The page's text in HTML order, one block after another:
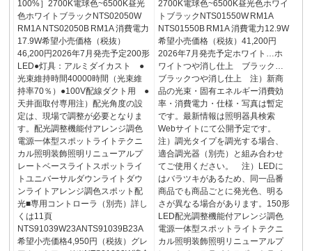
100%］2700K電球色~6500K昼光
色ホワイトブラックNTS02050W
RM1A NTS02050B RM1A 消費電力
17.9W希望小売価格（税抜）
46,200円2026年7月発売予定200形
LED●灯具：アルミダイカスト ●
光束維持時間40000時間（光束維
持率70％）●100V配線ダクト用 ●
天井面取付専用注）配光角度の設
定は、現場で調整が必要となりま
す。配光調整機能付アレンジ調色
電源一体型スポットライトテクニ
カル照明装飾照明リニューアルプ
レートベースライトスポットライ
トユニバーサルダウンライトダウ
ンライトアレンジ調色スポット配
光■専用コントローラ（別売）詳し
くは11頁
NTS91039W23ANTS91039B23A
希望小売価格4,950円（税抜）グレ
2700K電球色~6500K昼光色ホワイ
トブラックNTS01550W RM1A
NTS01550B RM1A 消費電力12.9W
希望小売価格（税抜）41,200円
2026年7月発売予定ホワイト…ホ
ワイトつや消し仕上 ブラック…
ブラックつや消し仕上 注）新商
品の光束・固有エネルギー消費効
率・消費電力・仕様・写真は暫定
です。最新情報は照明器具検索
Webサイトにて公開予定です。
注）調光タイプを調光する場合、
適合調光器（別売）と組み合わせ
てご使用ください。 注）LEDに
はバラツキがあるため、同一品番
商品でも商品ごとに発光色、明る
さが異なる場合があります。150形
LED配光調整機能付アレンジ調色
電源一体型スポットライトテクニ
カル照明装飾照明リニューアルプ